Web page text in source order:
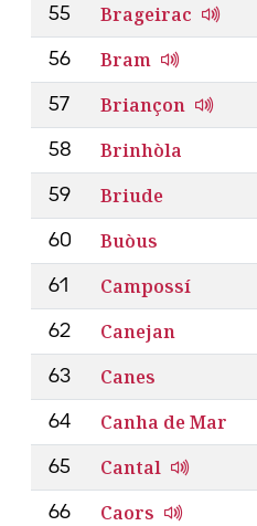
55 Brageirac
56 Bram
57 Briançon
58 Brinhòla
59 Briude
60 Buòus
61 Campossí
62 Canejan
63 Canes
64 Canha de Mar
65 Cantal
66 Caors